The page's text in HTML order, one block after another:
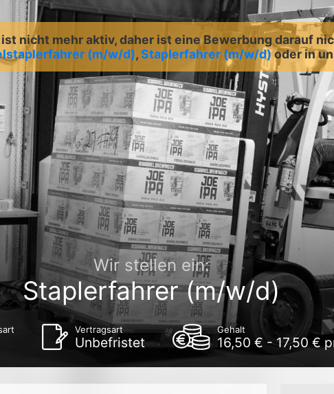
nicht mehr aktiv, daher ist eine Bewerbung darauf
(m/w/d),Staplerfahrer (m/w/d) oder in
Wir stellen ein:
Staplerfahrer (m/w/d)
Vertragsart
Unbefristet
Gehalt
16,50 € - 17,50 €